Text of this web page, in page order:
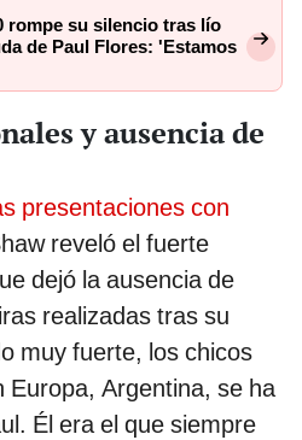
rompe su silencio tras lío
de Paul Flores: 'Estamos
y ausencia de
presentaciones con
reveló el fuerte
dejó la ausencia de
realizadas tras su
muy fuerte, los chicos
Europa, Argentina, se ha
Él era el que siempre